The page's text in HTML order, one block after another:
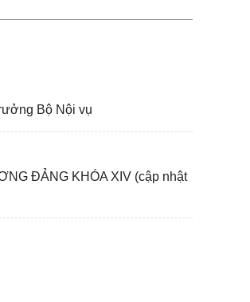
Bộ Nội vụ
ĐẢNG KHÓA XIV (cập nhật